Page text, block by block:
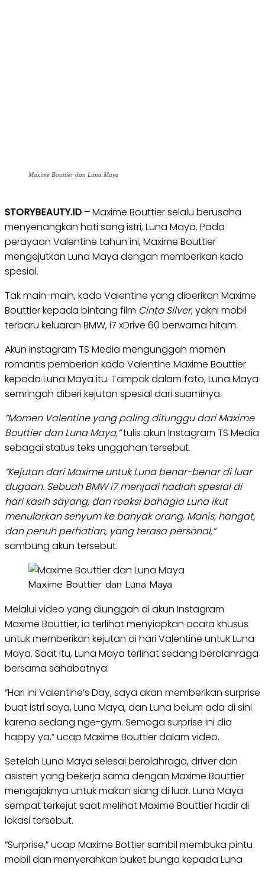
Maxime Bouttier dan Luna Maya
STORYBEAUTY.ID – Maxime Bouttier selalu berusaha
menyenangkan hati sang istri, Luna Maya. Pada
perayaan Valentine tahun ini, Maxime Bouttier
mengejutkan Luna Maya dengan memberikan kado
spesial.
Tak main-main, kado Valentine yang diberikan Maxime
Bouttier kepada bintang film Cinta Silver, yakni mobil
terbaru keluaran BMW, i7 xDrive 60 berwarna hitam.
Akun Instagram TS Media mengunggah momen
romantis pemberian kado Valentine Maxime Bouttier
kepada Luna Maya itu. Tampak dalam foto, Luna Maya
semringah diberi kejutan spesial dari suaminya.
“Momen Valentine yang paling ditunggu dari Maxime
Bouttier dan Luna Maya,”tulis akun Instagram TS Media
sebagai status teks unggahan tersebut.
“Kejutan dari Maxime untuk Luna benar-benar di luar
dugaan. Sebuah BMW i7 menjadi hadiah spesial di
hari kasih sayang, dan reaksi bahagia Luna ikut
menularkan senyum ke banyak orang. Manis, hangat,
dan penuh perhatian, yang terasa personal,”
sambung akun tersebut.
Maxime Bouttier dan Luna Maya
Melalui video yang diunggah di akun Instagram
Maxime Bouttier, ia terlihat menyiapkan acara khusus
untuk memberikan kejutan di hari Valentine untuk Luna
Maya. Saat itu, Luna Maya terlihat sedang berolahraga
bersama sahabatnya.
“Hari ini Valentine’s Day, saya akan memberikan surprise
buat istri saya, Luna Maya, dan Luna belum ada di sini
karena sedang nge-gym. Semoga surprise ini dia
happy ya,” ucap Maxime Bouttier dalam video.
Setelah Luna Maya selesai berolahraga, driver dan
asisten yang bekerja sama dengan Maxime Bouttier
mengajaknya untuk makan siang di luar. Luna Maya
sempat terkejut saat melihat Maxime Bouttier hadir di
lokasi tersebut.
“Surprise,” ucap Maxime Bottier sambil membuka pintu
mobil dan menyerahkan buket bunga kepada Luna